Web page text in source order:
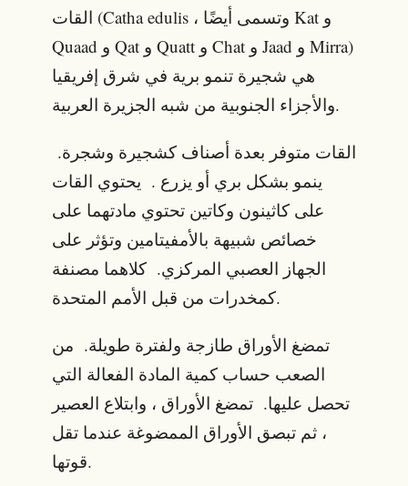
القات (Catha edulis ، وتسمى أيضًا Kat و
Quaad و Qat و Quatt و Chat و Jaad و Mirra)
هي شجيرة تنمو برية في شرق إفريقيا
والأجزاء الجنوبية من شبه الجزيرة العربية.
القات متوفر بعدة أصناف كشجيرة وشجرة.
ينمو بشكل بري أو يزرع . يحتوي القات
على كاثينون وكاتين تحتوي مادتهما على
خصائص شبيهة بالأمفيتامين وتؤثر على
الجهاز العصبي المركزي. كلاهما مصنفة
كمخدرات من قبل الأمم المتحدة.
تمضغ الأوراق طازجة ولفترة طويلة. من
الصعب حساب كمية المادة الفعالة التي
تحصل عليها. تمضغ الأوراق ، وابتلاع العصير
، ثم تبصق الأوراق الممضوغة عندما تقل
قوتها.